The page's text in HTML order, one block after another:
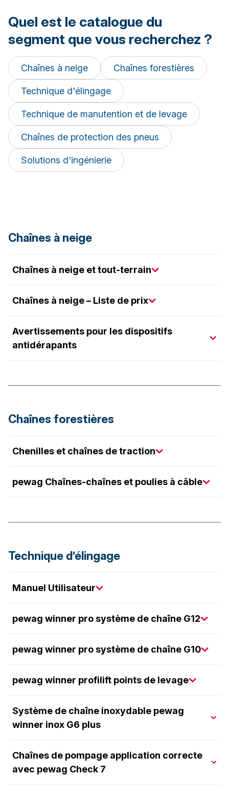
Quel est le catalogue du
segment que vous recherchez ?
Chaînes à neige Chaînes forestières
Technique d'élingage
Technique de manutention et de levage
Chaînes de protection des pneus
Solutions d'ingénierie
Chaînes à neige
Chaînes à neige et tout-terrain
Chaînes à neige – Liste de prix
Avertissements pour les dispositifs
antidérapants
Chaînes forestières
Chenilles et chaînes de traction
pewag Chaînes-chaînes et poulies à câble
Technique d’élingage
Manuel Utilisateur
pewag winner pro système de chaîne G12
pewag winner pro système de chaîne G10
pewag winner profilift points de levage
Système de chaîne inoxydable pewag
winner inox G6 plus
Chaînes de pompage application correcte
avec pewag Check 7